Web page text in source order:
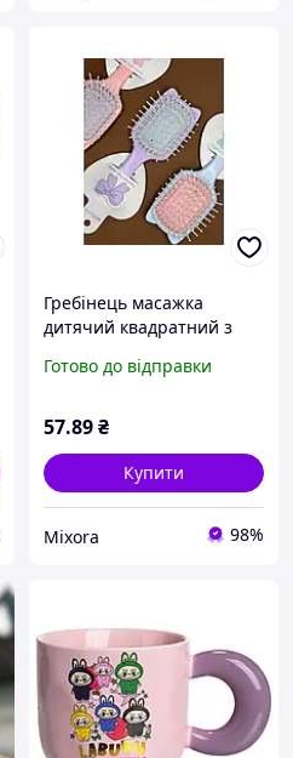
Гребінець масажка
дитячий квадратний з
в асортименті 3
EСТЕТ
Готово до відправки
57.89₴
Купити
Mixora 98%